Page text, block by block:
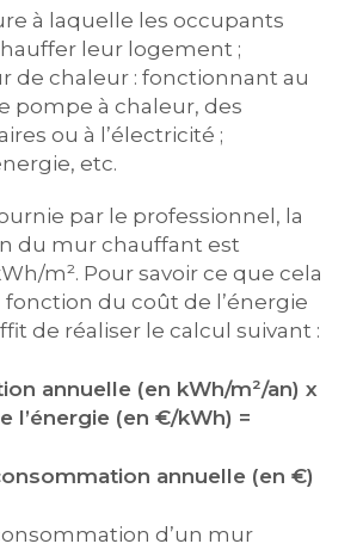
à laquelle les occupants
leur logement ;
de chaleur : fonctionnant au
pompe à chaleur, des
ou à l’électricité ;
etc.
par le professionnel, la
du mur chauffant est
m². Pour savoir ce que cela
du coût de l’énergie
de réaliser le calcul suivant :
annuelle (en kWh/m²/an) x
l’énergie (en €/kWh) =
annuelle (en €)
d’un mur